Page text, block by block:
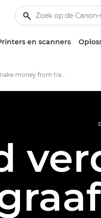
en scanners
How to make money from travel photography